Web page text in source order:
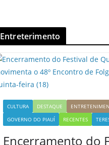
Entreterimento
CULTURA DESTAQUE
GOVERNO DO PIAUÍ
RECENTES
Encerramento do